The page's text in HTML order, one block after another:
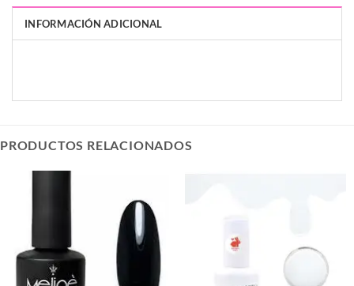
INFORMACIÓN ADICIONAL
PRODUCTOS RELACIONADOS